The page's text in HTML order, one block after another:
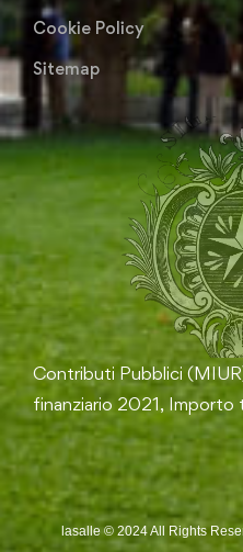
Cookie Policy
Sitemap
Contributi Pubblici
finanziario 2021,
lasalle © 2024 All Rights